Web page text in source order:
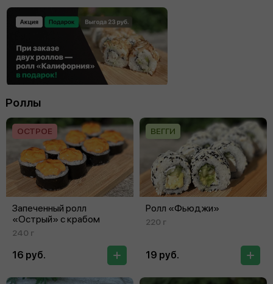
Роллы
Запеченный ролл
«Острый» с крабом
ОСТРОЕ
240 г
16 руб.
Ролл «Фьюджи»
ВЕГГИ
220 г
19 руб.